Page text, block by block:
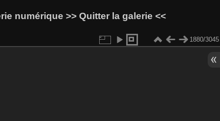
numérique >> Quitter la galerie <<
1880/3045